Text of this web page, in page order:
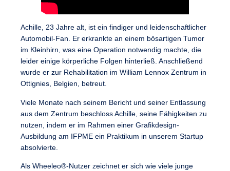
Achille, 23 Jahre alt, ist ein findiger und leidenschaftlicher
Automobil-Fan. Er erkrankte an einem bösartigen Tumor
im Kleinhirn, was eine Operation notwendig machte, die
leider einige körperliche Folgen hinterließ. Anschließend
wurde er zur Rehabilitation im William Lennox Zentrum in
Ottignies, Belgien, betreut.
Viele Monate nach seinem Bericht und seiner Entlassung
aus dem Zentrum beschloss Achille, seine Fähigkeiten zu
nutzen, indem er im Rahmen einer Grafikdesign-
Ausbildung am IFPME ein Praktikum in unserem Startup
absolvierte.
Als Wheeleo®-Nutzer zeichnet er sich wie viele junge